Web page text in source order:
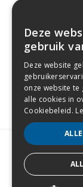
Copyright
Deze
gebruik
Deze website
onze website te
alle cookies in
Cookiebeleid.